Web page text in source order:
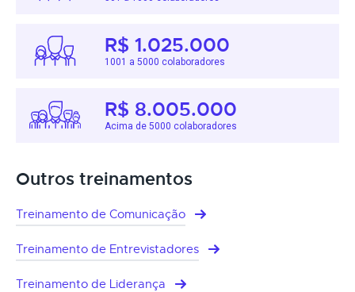
R$ 1.025.000
1001 a 5000 colaboradores
R$ 8.005.000
Acima de 5000 colaboradores
Outros treinamentos
Treinamento de Comunicação
Treinamento de Entrevistadores
Treinamento de Liderança